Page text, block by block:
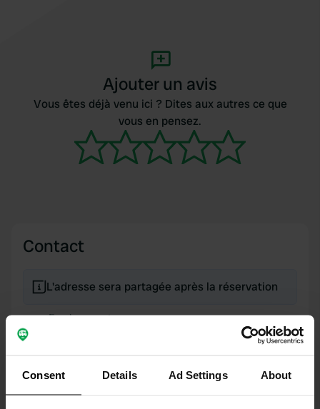
Consent Details Ad Settings About
Ajouter un avis
Vous êtes déjà venu ici ? Dites aux autres ce que
vous en pensez.
Contact
L'adresse sera partagée après la réservation
Emplacement
Copie
170553